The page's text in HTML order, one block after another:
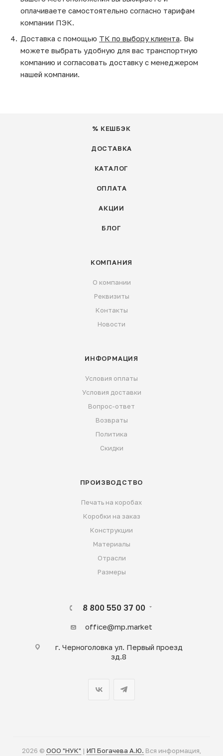
оплачиваете самостоятельно согласно тарифам
компании ПЭК.
Доставка с помощью ТК по выбору клиента. Вы
можете выбрать удобную для вас транспортную
компанию и согласовать доставку с менеджером
нашей компании.
% КЕШБЭК
ДОСТАВКА
КАТАЛОГ
ОПЛАТА
АКЦИИ
БЛОГ
КОМПАНИЯ
О компании
Реквизиты
Контакты
Новости
ИНФОРМАЦИЯ
Условия оплаты
Условия доставки
Вопрос-ответ
Возвраты
Политика
Скидки
ПРОИЗВОДСТВО
Печать на коробах
Коробки на заказ
Конструкции
Материалы
Отрасли
Размеры
8 800 550 37 00
office@mp.market
г. Черноголовка ул. Первый проезд
зд.8
2026 © ООО "НУК" | ИП Богачева А.Ю. Вся информация,